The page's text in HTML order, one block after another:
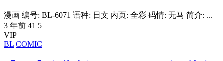
漫画 编号: BL-6071 语种: 日文 内页: 全彩 码情: 无马 简介: ...
3 年前 41 5
VIP
BL COMIC